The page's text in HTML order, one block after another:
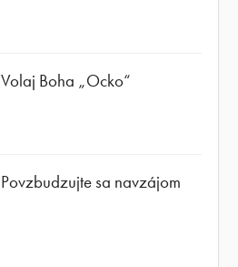
Volaj Boha „Ocko“
Povzbudzujte sa navzájom